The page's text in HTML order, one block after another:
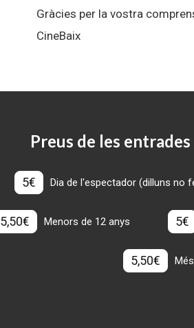
Gràcies per la vostra
CineBaix
Preus de les
5€ Dia de l'espectador (dilluns no
5,50€ Menors de 12 anys 5€
5,50€